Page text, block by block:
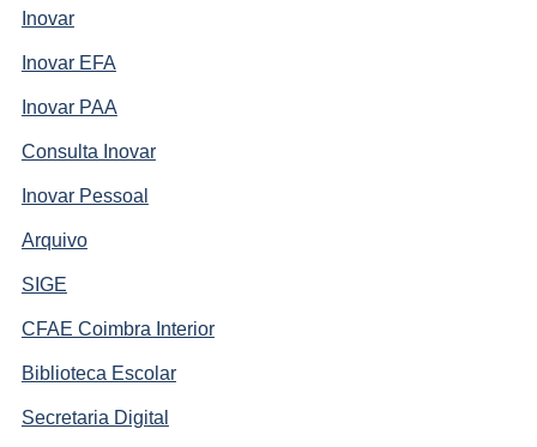
Inovar
Inovar EFA
Inovar PAA
Consulta Inovar
Inovar Pessoal
Arquivo
SIGE
CFAE Coimbra Interior
Biblioteca Escolar
Secretaria Digital